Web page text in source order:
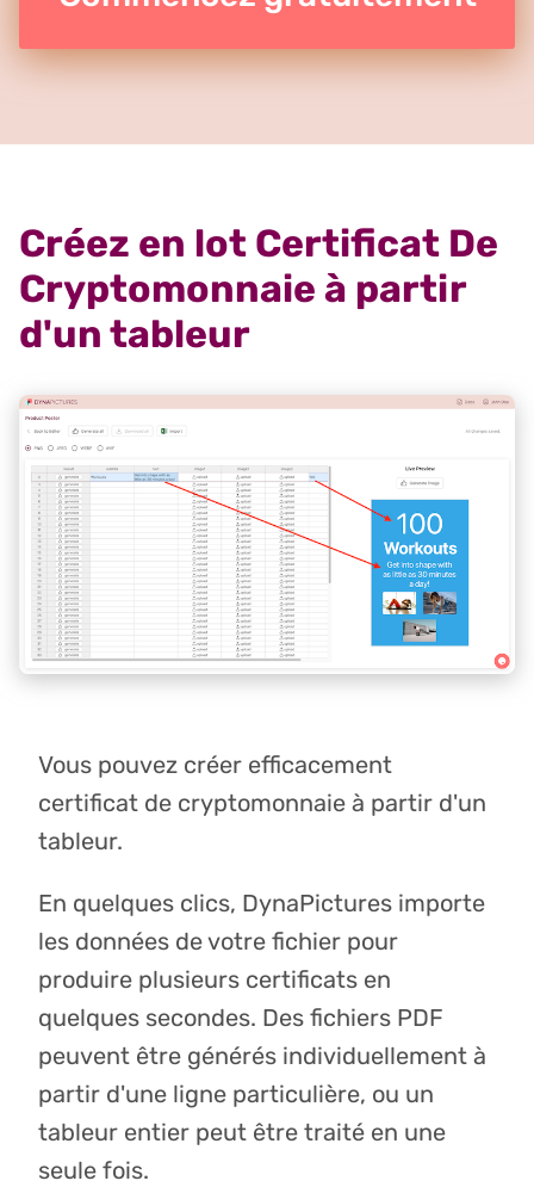
Créez en lot Certificat De
Cryptomonnaie à partir
d'un tableur
Vous pouvez créer efficacement
certificat de cryptomonnaie à partir d'un
tableur.
En quelques clics, DynaPictures importe
les données de votre fichier pour
produire plusieurs certificats en
quelques secondes. Des fichiers PDF
peuvent être générés individuellement à
partir d'une ligne particulière, ou un
tableur entier peut être traité en une
seule fois.